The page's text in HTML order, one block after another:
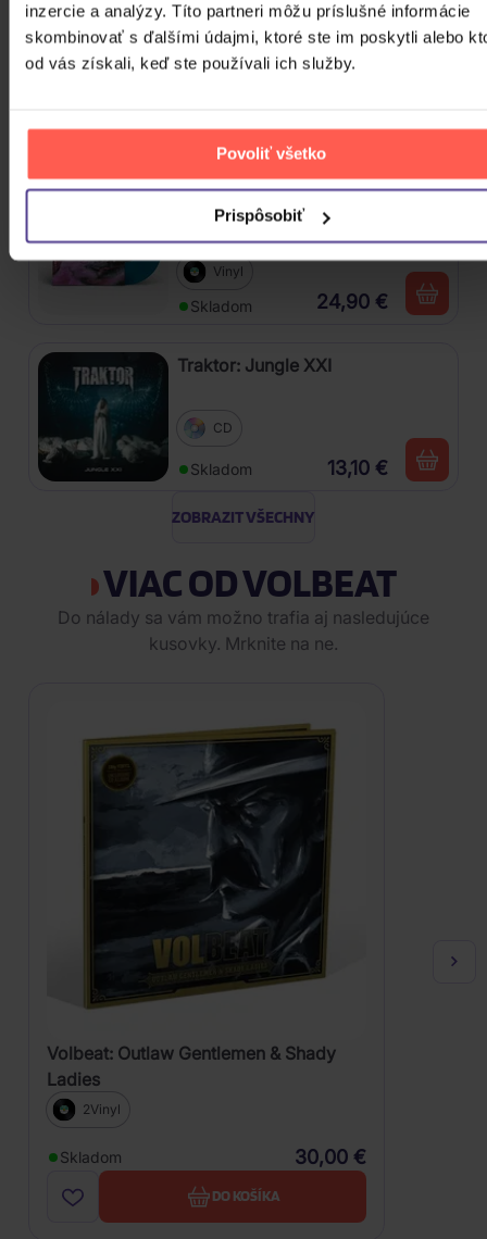
inzercie a analýzy. Títo partneri môžu príslušné informácie
skombinovať s ďalšími údajmi, ktoré ste im poskytli alebo
od vás získali, keď ste používali ich služby.
Povoliť všetko
Prispôsobiť
Mišík Vladimír: Vteřiny, měsíce a
roky
16,30 €
Linkin Park: From Zero (Coloured
Blue Vinyl)
Vinyl
Skladom 24,90 €
Traktor: Jungle XXI
CD
Skladom 13,10 €
ZOBRAZIT VŠECHNY
VIAC OD VOLBEAT
Do nálady sa vám možno trafia aj nasledujúce
kusovky. Mrknite na ne.
Volbeat: Outlaw Gentlemen & Shady
Ladies
2Vinyl
Skladom 30,00 €
DO KOŠÍKA